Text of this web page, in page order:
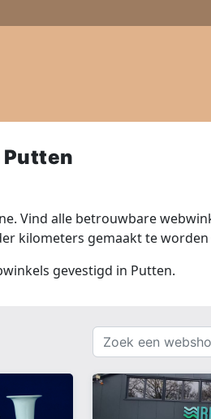
Putten
Vind alle betrouwbare
kilometers gemaakt te
gevestigd in Putten.
Zoek
een
webshop